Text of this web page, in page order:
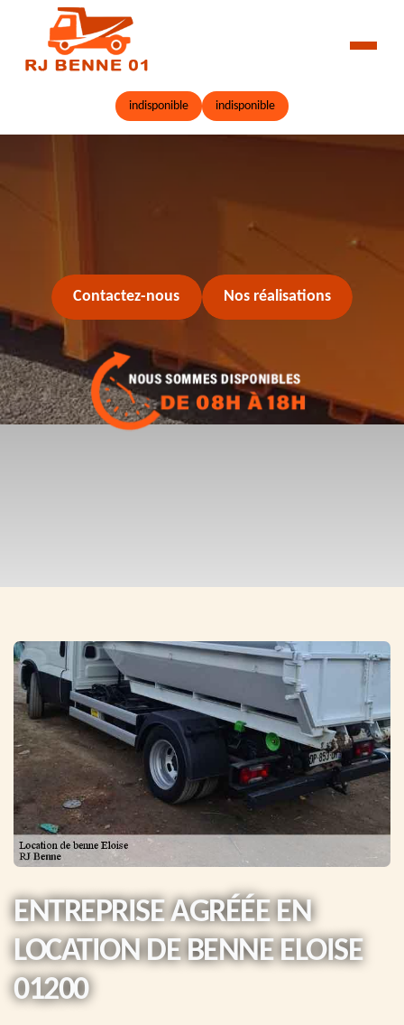
indisponible indisponible
Contactez-nous Nos réalisations
ENTREPRISE AGRÉÉE EN
LOCATION DE BENNE ELOISE
01200